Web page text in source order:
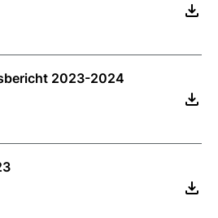
2023-2024